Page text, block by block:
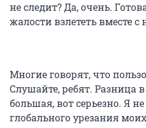
не следит? Да, очень.
жалости взлететь вместе с
Многие говорят, что
Слушайте, ребят. Разница
большая, вот серьезно. Я
глобального урезания